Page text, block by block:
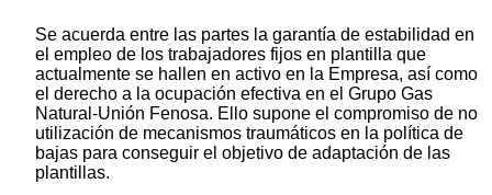
Se acuerda entre las partes la garantía de estabilidad en
el empleo de los trabajadores fijos en plantilla que
actualmente se hallen en activo en la Empresa, así como
el derecho a la ocupación efectiva en el Grupo Gas
Natural-Unión Fenosa. Ello supone el compromiso de no
utilización de mecanismos traumáticos en la política de
bajas para conseguir el objetivo de adaptación de las
plantillas.